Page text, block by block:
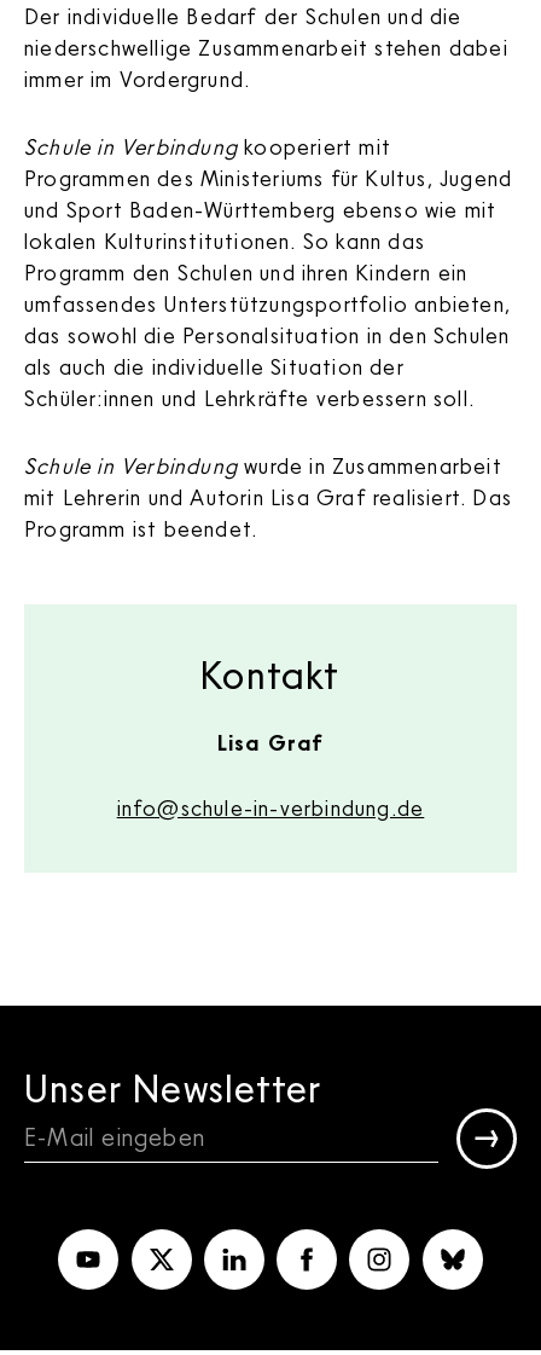
Der individuelle Bedarf der Schulen und die
niederschwellige Zusammenarbeit stehen dabei
immer im Vordergrund.
Schule in Verbindung kooperiert mit
Programmen des Ministeriums für Kultus, Jugend
und Sport Baden-Württemberg ebenso wie mit
lokalen Kulturinstitutionen. So kann das
Programm den Schulen und ihren Kindern ein
umfassendes Unterstützungsportfolio anbieten,
das sowohl die Personalsituation in den Schulen
als auch die individuelle Situation der
Schüler:innen und Lehrkräfte verbessern soll.
Schule in Verbindung wurde in Zusammenarbeit
mit Lehrerin und Autorin Lisa Graf realisiert. Das
Programm ist beendet.
Kontakt
Lisa Graf
info@schule-in-verbindung.de
Unser Newsletter